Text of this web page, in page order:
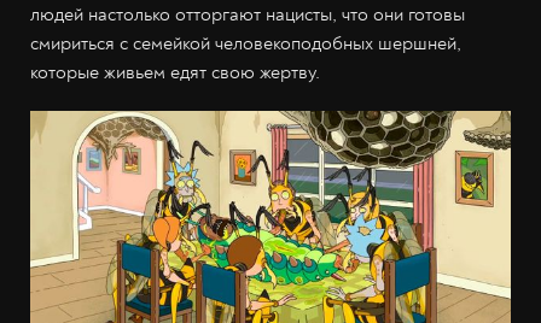
людей настолько отторгают нацисты, что они готовы
смириться с семейкой человекоподобных шершней,
которые живьем едят свою жертву.